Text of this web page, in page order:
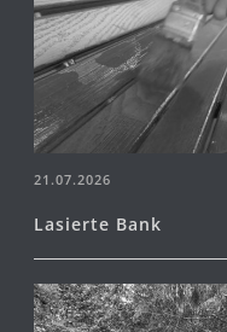
21.07.2026
Lasierte Bank